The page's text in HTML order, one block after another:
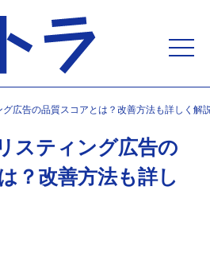
グ広告の品質スコアとは？改善方法も詳しく解
スティング広告の
？改善方法も詳し